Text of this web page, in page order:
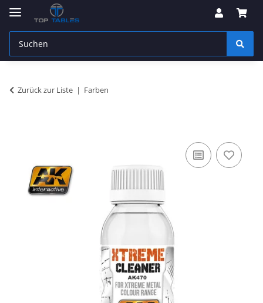
Zurück zur Liste Farben